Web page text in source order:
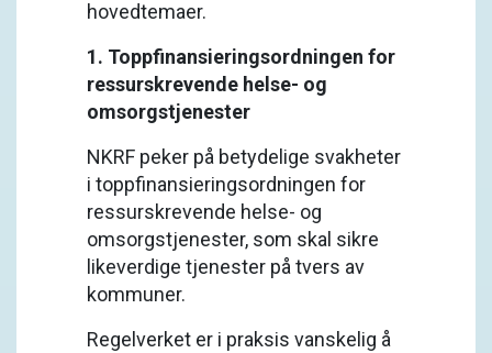
hovedtemaer.
1. Toppfinansieringsordningen for
ressurskrevende helse- og
omsorgstjenester
NKRF peker på betydelige svakheter
i toppfinansieringsordningen for
ressurskrevende helse- og
omsorgstjenester, som skal sikre
likeverdige tjenester på tvers av
kommuner.
Regelverket er i praksis vanskelig å